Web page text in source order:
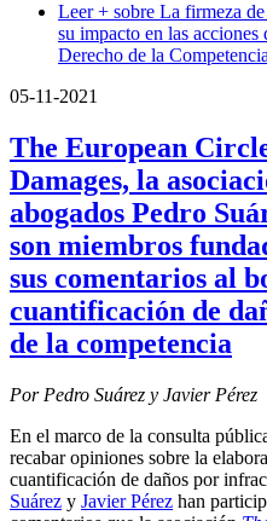
Leer + sobre La firmeza
su impacto en las
Derecho de la
05-11-2021
The European
Damages, la
abogados Pedro
son miembros
sus comentarios al
cuantificación de
de la competencia
Por Pedro Suárez y Javier Pérez
En el marco de la consulta
recabar opiniones sobre la
cuantificación de daños por
Suárez y Javier Pérez han